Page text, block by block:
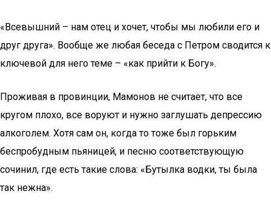
«Всевышний – нам отец и хочет, чтобы мы любили его и
друг друга». Вообще же любая беседа с Петром сводится к
ключевой для него теме – «как прийти к Богу».
Проживая в провинции, Мамонов не считает, что все
кругом плохо, все воруют и нужно заглушать депрессию
алкоголем. Хотя сам он, когда то тоже был горьким
беспробудным пьяницей, и песню соответствующую
сочинил, где есть такие слова: «Бутылка водки, ты была
так нежна».